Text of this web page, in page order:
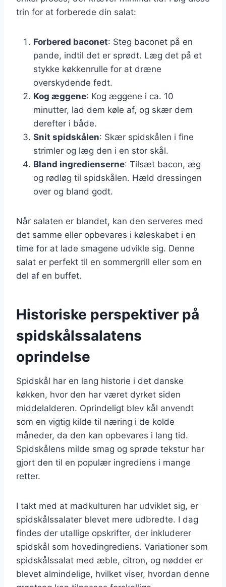
trin for at forberede din salat:
Forbered baconet: Steg baconet på en
pande, indtil det er sprødt. Læg det på et
stykke køkkenrulle for at dræne
overskydende fedt.
Kog æggene: Kog æggene i ca. 10
minutter, lad dem køle af, og skær dem
derefter i både.
Snit spidskålen: Skær spidskålen i fine
strimler og læg den i en stor skål.
Bland ingredienserne: Tilsæt bacon, æg
og rødløg til spidskålen. Hæld dressingen
over og bland godt.
Når salaten er blandet, kan den serveres med
det samme eller opbevares i køleskabet i en
time for at lade smagene udvikle sig. Denne
salat er perfekt til en sommergrill eller som en
del af en buffet.
Historiske perspektiver på
spidskålssalatens
oprindelse
Spidskål har en lang historie i det danske
køkken, hvor den har været dyrket siden
middelalderen. Oprindeligt blev kål anvendt
som en vigtig kilde til næring i de kolde
måneder, da den kan opbevares i lang tid.
Spidskålens milde smag og sprøde tekstur har
gjort den til en populær ingrediens i mange
retter.
I takt med at madkulturen har udviklet sig, er
spidskålssalater blevet mere udbredte. I dag
findes der utallige opskrifter, der inkluderer
spidskål som hovedingrediens. Variationer som
spidskålssalat med æble, citron, og nødder er
blevet almindelige, hvilket viser, hvordan denne